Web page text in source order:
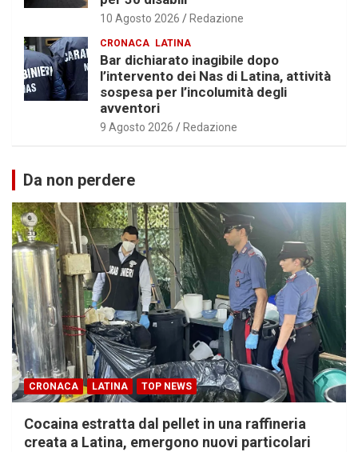
10 Agosto 2026 Redazione
CRONACA LATINA
Bar dichiarato inagibile dopo
l’intervento dei Nas di Latina, attività
sospesa per l’incolumità degli
avventori
9 Agosto 2026 Redazione
Da non perdere
CRONACA LATINA TOP NEWS
Cocaina estratta dal pellet in una raffineria
creata a Latina, emergono nuovi particolari